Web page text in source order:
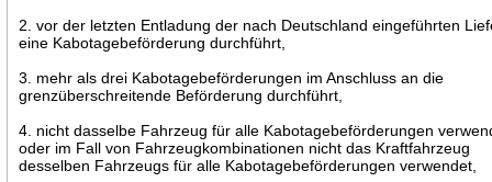
2. vor der letzten Entladung der nach Deutschland eingeführten
eine Kabotagebeförderung durchführt,
3. mehr als drei Kabotagebeförderungen im Anschluss an die
grenzüberschreitende Beförderung durchführt,
4. nicht dasselbe Fahrzeug für alle Kabotagebeförderungen
oder im Fall von Fahrzeugkombinationen nicht das Kraftfahrzeug
desselben Fahrzeugs für alle Kabotagebeförderungen verwendet,